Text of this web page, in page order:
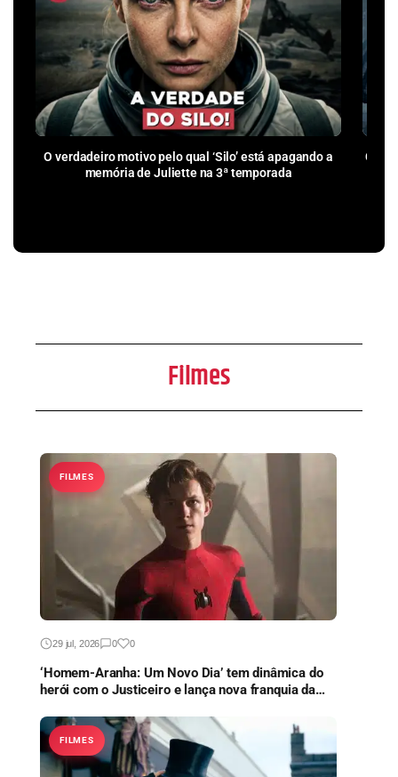
O verdadeiro motivo pelo qual ‘Silo’ está apagando a
memória de Juliette na 3ª temporada
Filmes
FILMES
29 jul, 2026 0 0
‘Homem-Aranha: Um Novo Dia’ tem dinâmica do
herói com o Justiceiro e lança nova franquia da
FILMES